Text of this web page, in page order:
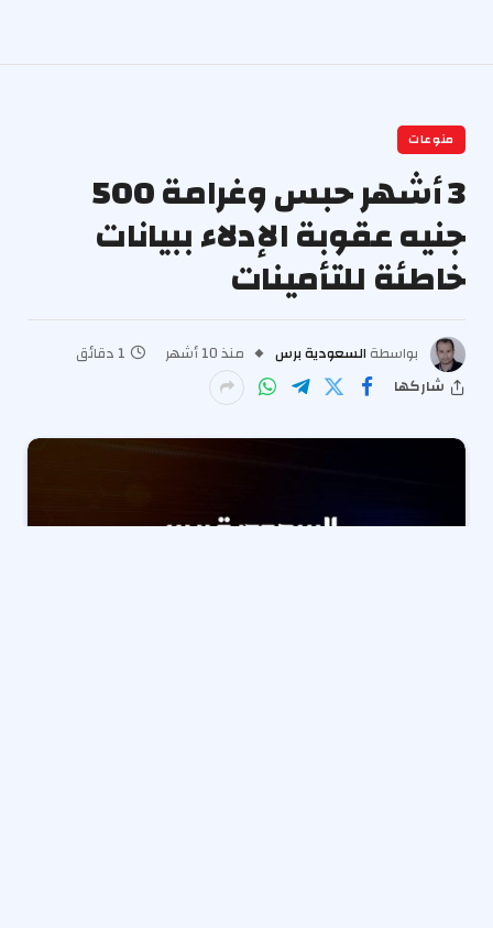
منوعات
3 أشهر حبس وغرامة 500
جنيه عقوبة الإدلاء ببيانات
خاطئة للتأمينات
بواسطة السعودية برس منذ 10 أشهر
1 دقائق
شاركها